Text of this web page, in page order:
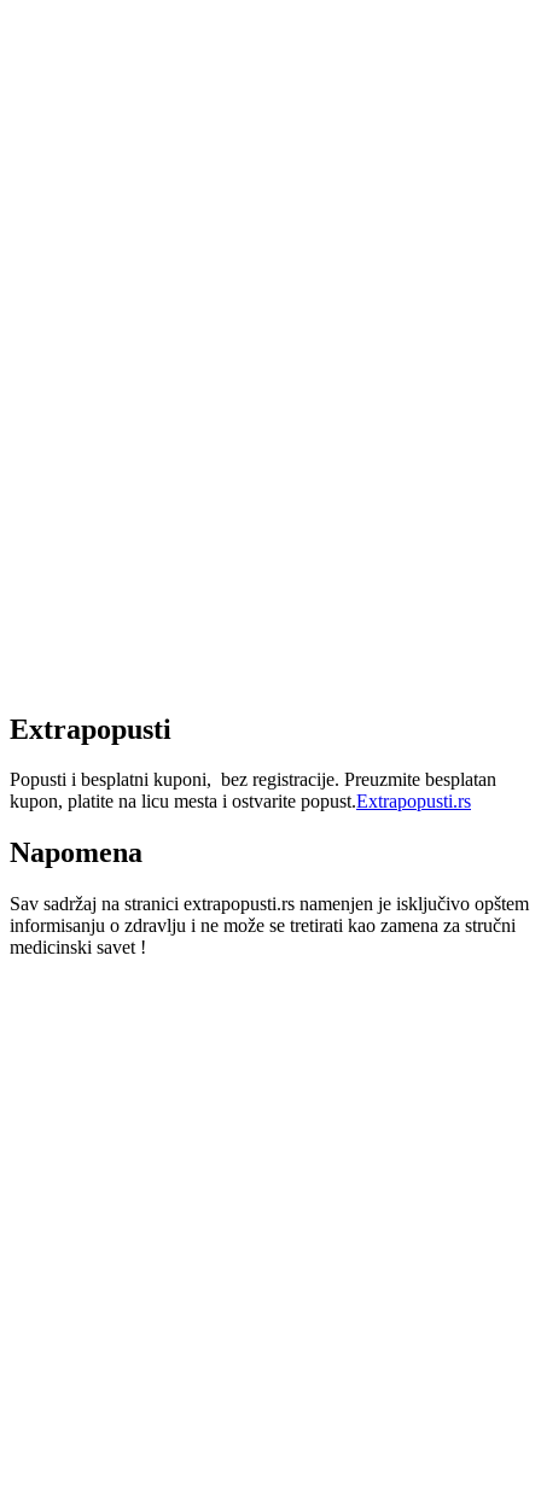
Extrapopusti
Popusti i besplatni kuponi, bez registracije. Preuzmite besplatan
kupon, platite na licu mesta i ostvarite popust.Extrapopusti.rs
Napomena
Sav sadržaj na stranici extrapopusti.rs namenjen je isključivo opštem
informisanju o zdravlju i ne može se tretirati kao zamena za stručni
medicinski savet !